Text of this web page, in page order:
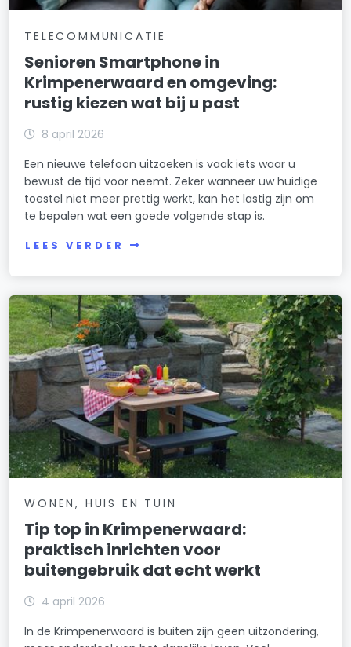
TELECOMMUNICATIE
Senioren Smartphone in
Krimpenerwaard en omgeving:
rustig kiezen wat bij u past
8 april 2026
Een nieuwe telefoon uitzoeken is vaak iets waar u
bewust de tijd voor neemt. Zeker wanneer uw huidige
toestel niet meer prettig werkt, kan het lastig zijn om
te bepalen wat een goede volgende stap is.
LEES VERDER
WONEN, HUIS EN TUIN
Tip top in Krimpenerwaard:
praktisch inrichten voor
buitengebruik dat echt werkt
4 april 2026
In de Krimpenerwaard is buiten zijn geen uitzondering,